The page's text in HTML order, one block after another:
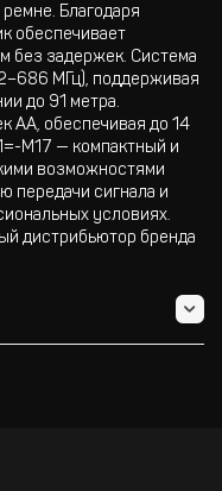
Благодаря
обеспечивает
без задержек. Система
МГц), поддерживая
до 91 метра.
AA, обеспечивая до 14
M17 — компактный и
возможностями
передачи сигнала и
условиях.
дистрибьютор бренда